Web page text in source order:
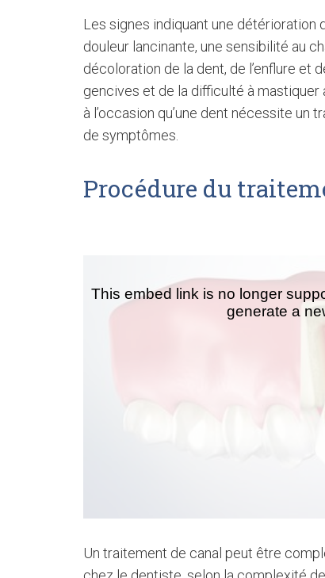
Les signes indiquant une détérioration
douleur lancinante, une sensibilité au
décoloration de la dent, de l’enflure et
gencives et de la difficulté à
à l’occasion qu’une dent nécessite un
de symptômes.
Procédure du
Un traitement de canal peut être